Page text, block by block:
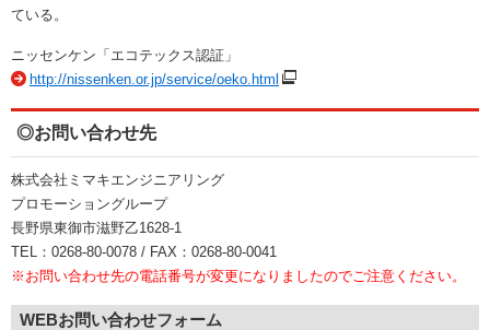
ている。
ニッセンケン「エコテックス認証」
http://nissenken.or.jp/service/oeko.html
◎お問い合わせ先
株式会社ミマキエンジニアリング
プロモーショングループ
長野県東御市滋野乙1628-1
TEL：0268-80-0078 / FAX：0268-80-0041
※お問い合わせ先の電話番号が変更になりましたのでご注意ください。
WEBお問い合わせフォーム